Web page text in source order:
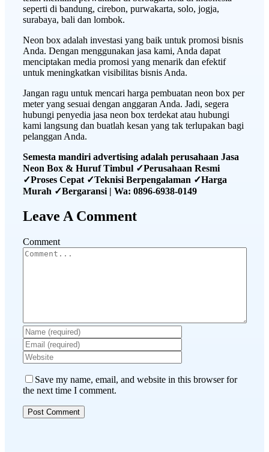
seperti di bandung, cirebon, purwakarta, solo, jogja,
surabaya, bali dan lombok.
Neon box adalah investasi yang baik untuk promosi bisnis
Anda. Dengan menggunakan jasa kami, Anda dapat
menciptakan media promosi yang menarik dan efektif
untuk meningkatkan visibilitas bisnis Anda.
Jangan ragu untuk mencari harga pembuatan neon box per
meter yang sesuai dengan anggaran Anda. Jadi, segera
hubungi penyedia jasa neon box terdekat atau hubungi
kami langsung dan buatlah kesan yang tak terlupakan bagi
pelanggan Anda.
Semesta mandiri advertising adalah perusahaan Jasa
Neon Box & Huruf Timbul ✓Perusahaan Resmi
✓Proses Cepat ✓Teknisi Berpengalaman ✓Harga
Murah ✓Bergaransi | Wa: 0896-6938-0149
Leave A Comment
Comment
Save my name, email, and website in this browser for
the next time I comment.